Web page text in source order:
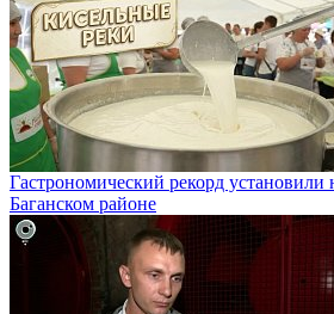
Гастрономический рекорд установили
Баганском районе